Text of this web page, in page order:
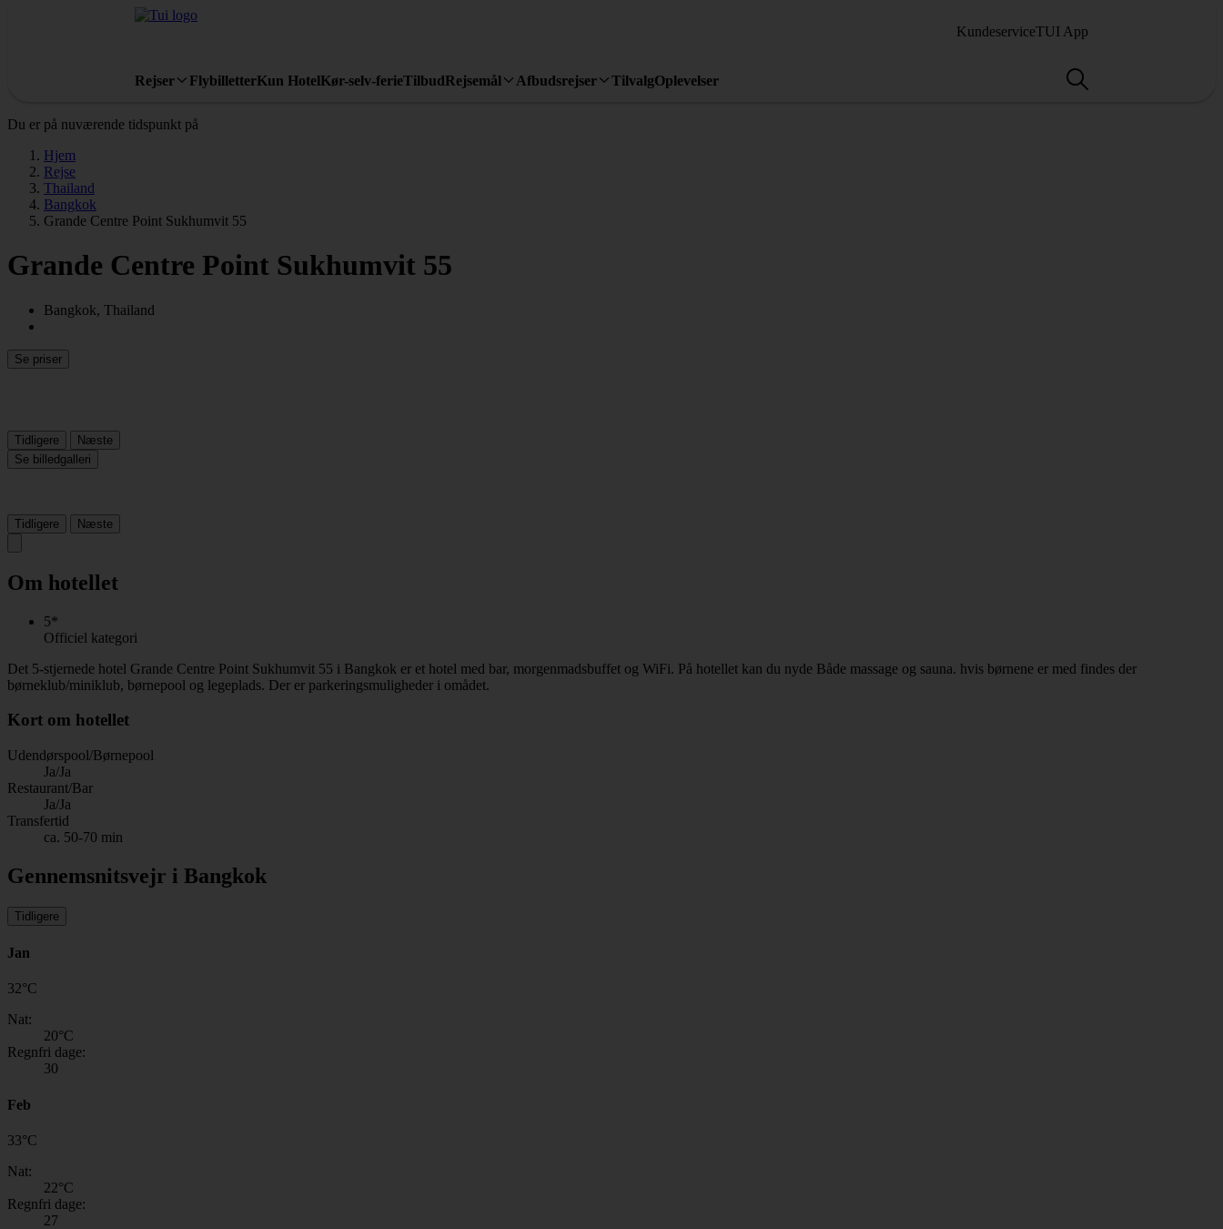
KundeserviceTUI App
Rejser FlybilletterKun HotelKør-selv-ferieTilbudRejsemål Afbudsrejser TilvalgOplevelser
Du er på nuværende tidspunkt på
Hjem
Rejse
Thailand
Bangkok
Grande Centre Point Sukhumvit 55
Grande Centre Point Sukhumvit 55
Bangkok, Thailand
Se priser
Tidligere
Næste
Se billedgalleri
Tidligere Næste
Om hotellet
5*
Officiel kategori
Det 5-stjernede hotel Grande Centre Point Sukhumvit 55 i Bangkok er et hotel med bar, morgenmadsbuffet og WiFi. På hotellet kan du nyde Både massage og sauna. hvis børnene er med findes der
børneklub/miniklub, børnepool og legeplads. Der er parkeringsmuligheder i omådet.
Kort om hotellet
Udendørspool/Børnepool
Ja/Ja
Restaurant/Bar
Ja/Ja
Transfertid
ca. 50-70 min
Gennemsnitsvejr i Bangkok
Tidligere
Jan
32°C
Nat:
20°C
Regnfri dage:
30
Feb
33°C
Nat:
22°C
Regnfri dage:
27